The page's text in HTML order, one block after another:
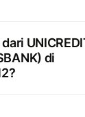
di